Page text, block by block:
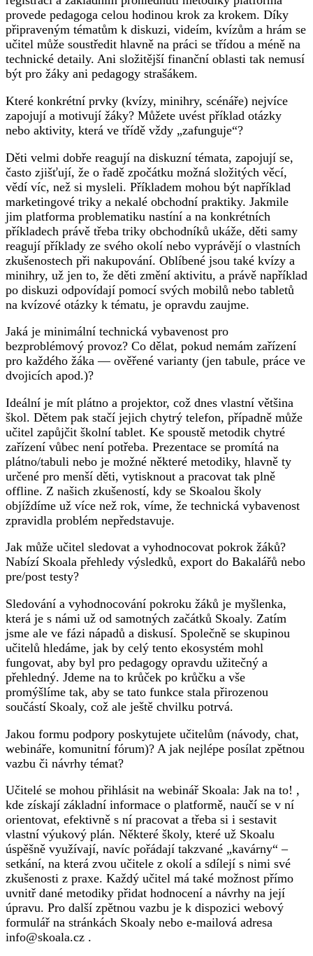
provede pedagoga celou hodinou krok za krokem. Díky
připraveným tématům k diskuzi, videím, kvízům a hrám se
učitel může soustředit hlavně na práci se třídou a méně na
technické detaily. Ani složitější finanční oblasti tak nemusí
být pro žáky ani pedagogy strašákem.
Které konkrétní prvky (kvízy, minihry, scénáře) nejvíce
zapojují a motivují žáky? Můžete uvést příklad otázky
nebo aktivity, která ve třídě vždy „zafunguje“?
Děti velmi dobře reagují na diskuzní témata, zapojují se,
často zjišťují, že o řadě zpočátku možná složitých věcí,
vědí víc, než si mysleli. Příkladem mohou být například
marketingové triky a nekalé obchodní praktiky. Jakmile
jim platforma problematiku nastíní a na konkrétních
příkladech právě třeba triky obchodníků ukáže, děti samy
reagují příklady ze svého okolí nebo vyprávějí o vlastních
zkušenostech při nakupování. Oblíbené jsou také kvízy a
minihry, už jen to, že děti změní aktivitu, a právě například
po diskuzi odpovídají pomocí svých mobilů nebo tabletů
na kvízové otázky k tématu, je opravdu zaujme.
Jaká je minimální technická vybavenost pro
bezproblémový provoz? Co dělat, pokud nemám zařízení
pro každého žáka — ověřené varianty (jen tabule, práce ve
dvojicích apod.)?
Ideální je mít plátno a projektor, což dnes vlastní většina
škol. Dětem pak stačí jejich chytrý telefon, případně může
učitel zapůjčit školní tablet. Ke spoustě metodik chytré
zařízení vůbec není potřeba. Prezentace se promítá na
plátno/tabuli nebo je možné některé metodiky, hlavně ty
určené pro menší děti, vytisknout a pracovat tak plně
offline. Z našich zkušeností, kdy se Skoalou školy
objíždíme už více než rok, víme, že technická vybavenost
zpravidla problém nepředstavuje.
Jak může učitel sledovat a vyhodnocovat pokrok žáků?
Nabízí Skoala přehledy výsledků, export do Bakalářů nebo
pre/post testy?
Sledování a vyhodnocování pokroku žáků je myšlenka,
která je s námi už od samotných začátků Skoaly. Zatím
jsme ale ve fázi nápadů a diskusí. Společně se skupinou
učitelů hledáme, jak by celý tento ekosystém mohl
fungovat, aby byl pro pedagogy opravdu užitečný a
přehledný. Jdeme na to krůček po krůčku a vše
promýšlíme tak, aby se tato funkce stala přirozenou
součástí Skoaly, což ale ještě chvilku potrvá.
Jakou formu podpory poskytujete učitelům (návody, chat,
webináře, komunitní fórum)? A jak nejlépe posílat zpětnou
vazbu či návrhy témat?
Učitelé se mohou přihlásit na webinář Skoala: Jak na to! ,
kde získají základní informace o platformě, naučí se v ní
orientovat, efektivně s ní pracovat a třeba si i sestavit
vlastní výukový plán. Některé školy, které už Skoalu
úspěšně využívají, navíc pořádají takzvané „kavárny“ –
setkání, na která zvou učitele z okolí a sdílejí s nimi své
zkušenosti z praxe. Každý učitel má také možnost přímo
uvnitř dané metodiky přidat hodnocení a návrhy na její
úpravu. Pro další zpětnou vazbu je k dispozici webový
formulář na stránkách Skoaly nebo e-mailová adresa
info@skoala.cz .